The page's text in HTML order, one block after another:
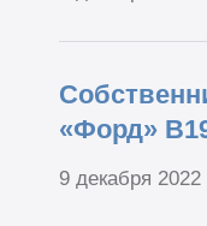
«Форд»
9 декабря 2022